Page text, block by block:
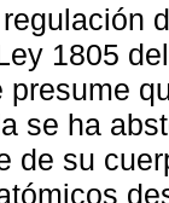
1805
presume
se ha
de su